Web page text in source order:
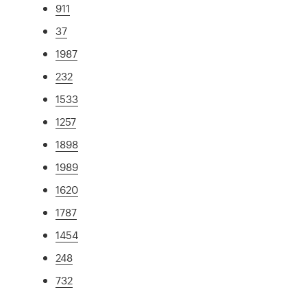
911
37
1987
232
1533
1257
1898
1989
1620
1787
1454
248
732